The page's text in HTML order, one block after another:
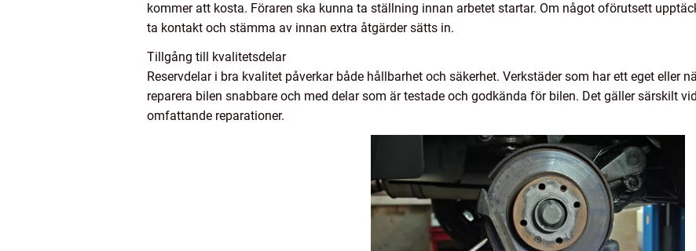
kommer att kosta. Föraren ska kunna ta ställning innan arbetet startar. Om något oförutsett
ta kontakt och stämma av innan extra åtgärder sätts in.
Tillgång till kvalitetsdelar
Reservdelar i bra kvalitet påverkar både hållbarhet och säkerhet. Verkstäder som har ett eget eller
reparera bilen snabbare och med delar som är testade och godkända för bilen. Det gäller särskilt
omfattande reparationer.